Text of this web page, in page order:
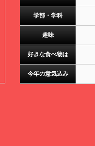
学部・学科
趣味
好きな食べ物は
今年の意気込み